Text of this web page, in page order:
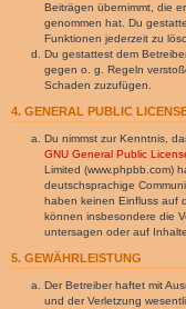
Beiträgen übernimmt, die
genommen hat. Du
Funktionen jederzeit zu
Du gestattest dem
gegen o. g. Regeln
Schaden zuzufügen.
4. GENERAL PUBLIC
Du nimmst zur Kenntnis,
GNU General Public
Limited (www.phpbb.com)
deutschsprachige
haben keinen Einfluss auf
können insbesondere die
untersagen oder auf
5. GEWÄHRLEISTUNG
Der Betreiber haftet mit
und der Verletzung